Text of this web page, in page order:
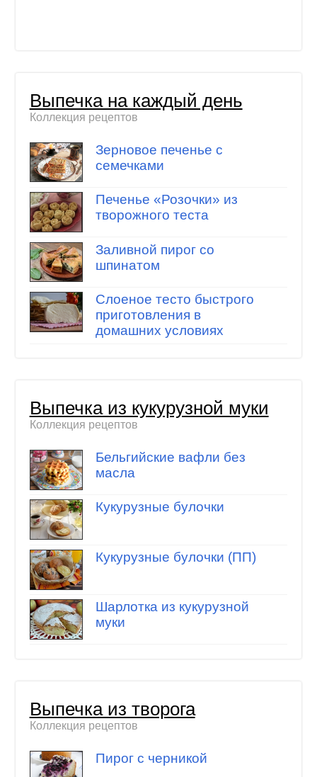
Выпечка на каждый день
Коллекция рецептов
Зерновое печенье с
семечками
Печенье «Розочки» из
творожного теста
Заливной пирог со
шпинатом
Слоеное тесто быстрого
приготовления в
домашних условиях
Выпечка из кукурузной муки
Коллекция рецептов
Бельгийские вафли без
масла
Кукурузные булочки
Кукурузные булочки (ПП)
Шарлотка из кукурузной
муки
Выпечка из творога
Коллекция рецептов
Пирог с черникой